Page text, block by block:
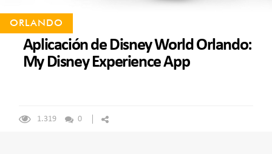
ORLANDO
Aplicación de Disney World Orlando:
My Disney Experience App
1.319 0